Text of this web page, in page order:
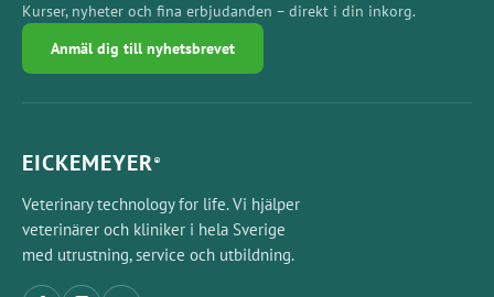
Kurser, nyheter och fina erbjudanden – direkt i din inkorg.
Anmäl dig till nyhetsbrevet
EICKEMEYER®
Veterinary technology for life. Vi hjälper
veterinärer och kliniker i hela Sverige
med utrustning, service och utbildning.